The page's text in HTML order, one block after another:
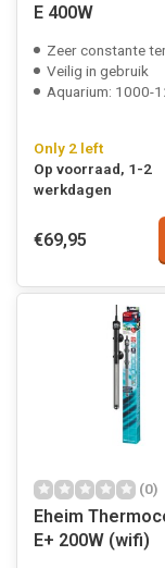
E 400W
Zeer constante
Veilig in gebruik
Aquarium: 1000-
Only 2 left
Op voorraad, 1-2
werkdagen
€69,95
(0)
Eheim
E+ 200W (wifi)